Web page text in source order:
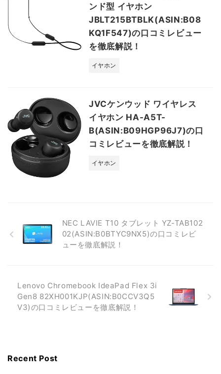
ンド型 イヤホン
JBLT215BTBLK(ASIN:B08
KQ1F547)の口コミレビュー
を徹底解説！
イヤホン
JVCケンウッド ワイヤレス
イヤホン HA-A5T-
B(ASIN:B09HGP96J7)の口
コミレビューを徹底解説！
イヤホン
NEC LAVIE T10 タブレット YZ-TAB102
02(ASIN:B0BTYC9NX5)の口コミレビ
ューを徹底解説！
Lenovo Chromebook IdeaPad Flex 3i
Gen8 82XH001KJP(ASIN:B0CCV3Q5
V3)の口コミレビューを徹底解説！
Recent Post